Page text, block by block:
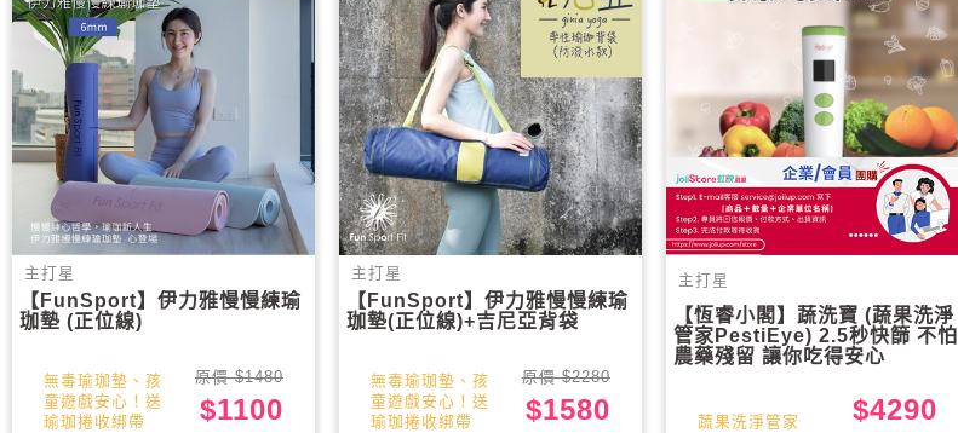
主打星
【FunSport】伊力雅慢慢練瑜
珈墊 (正位線)
無毒瑜珈墊、孩
童遊戲安心！送
瑜珈捲收綁帶
原價 $1480
$1100
主打星
【FunSport】伊力雅慢慢練瑜
珈墊(正位線)+吉尼亞背袋
無毒瑜珈墊、孩
童遊戲安心！送
瑜珈捲收綁帶
原價 $2280
$1580
主打星
【恆睿小閣】蔬洗寶 (蔬果洗淨
管家PestiEye) 2.5秒快篩 不怕
農藥殘留 讓你吃得安心
蔬果洗淨管家 $4290